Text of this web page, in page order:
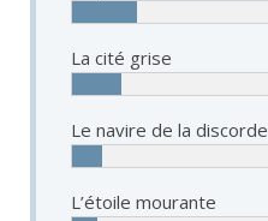
La cité grise
Le navire de la discorde
L’étoile mourante